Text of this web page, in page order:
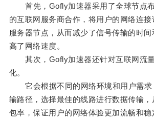
首先，Gofly加速器采用了全球节点布
的互联网服务商合作，将用户的网络连
服务器节点，从而减少了信号传输的时
高了网络速度。
其次，Gofly加速器还针对互联网流量
化。
它会根据不同的网络环境和用户需求
输路径，选择最佳的线路进行数据传输
包率，保证用户的网络体验更加流畅和稳